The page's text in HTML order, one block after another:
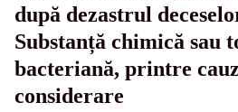
după dezastrul
Substanță chimică sau
bacteriană, printre
considerare